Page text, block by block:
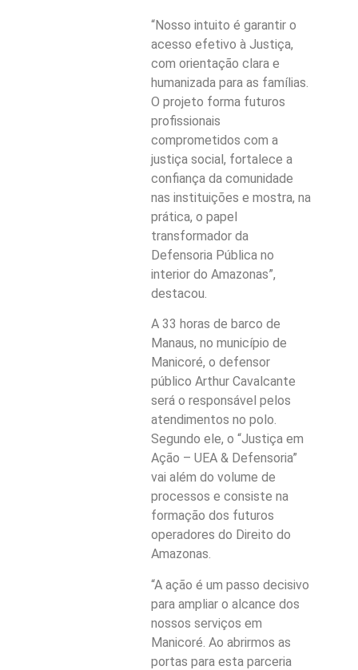
“Nosso intuito é garantir o
acesso efetivo à Justiça,
com orientação clara e
humanizada para as famílias.
O projeto forma futuros
profissionais
comprometidos com a
justiça social, fortalece a
confiança da comunidade
nas instituições e mostra, na
prática, o papel
transformador da
Defensoria Pública no
interior do Amazonas”,
destacou.
A 33 horas de barco de
Manaus, no município de
Manicoré, o defensor
público Arthur Cavalcante
será o responsável pelos
atendimentos no polo.
Segundo ele, o “Justiça em
Ação – UEA & Defensoria”
vai além do volume de
processos e consiste na
formação dos futuros
operadores do Direito do
Amazonas.
“A ação é um passo decisivo
para ampliar o alcance dos
nossos serviços em
Manicoré. Ao abrirmos as
portas para esta parceria